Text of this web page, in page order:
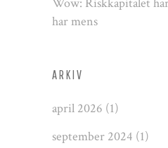
har mens
ARKIV
april 2026 (1)
september 2024 (1)